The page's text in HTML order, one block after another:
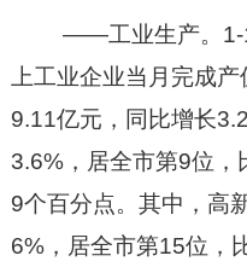
——工业生产。1-
上工业企业当月完成
9.11亿元，同比增长
3.6%，居全市第9位，
9个百分点。其中，高
6%，居全市第15位，